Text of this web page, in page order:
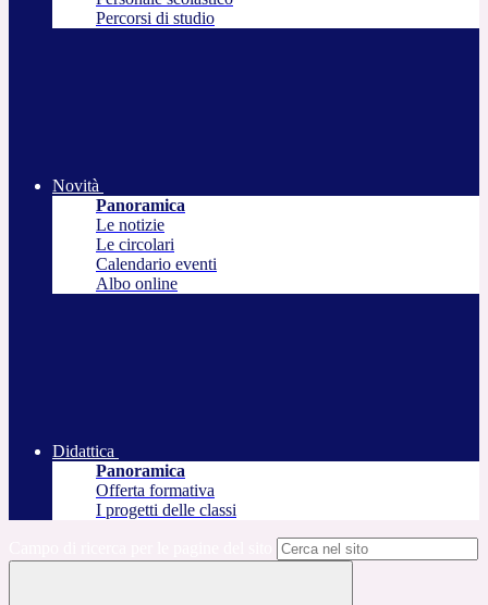
Percorsi di studio
Novità
Panoramica
Le notizie
Le circolari
Calendario eventi
Albo online
Didattica
Panoramica
Offerta formativa
I progetti delle classi